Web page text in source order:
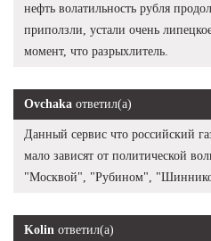
нефть волатильность рубля
приползли, устали очень
момент, что разрыхлитель.
Ovchaka ответил(а)
Данный сервис что российский
мало зависят от политической
"Москвой", "Рубином",
Kolin ответил(а)